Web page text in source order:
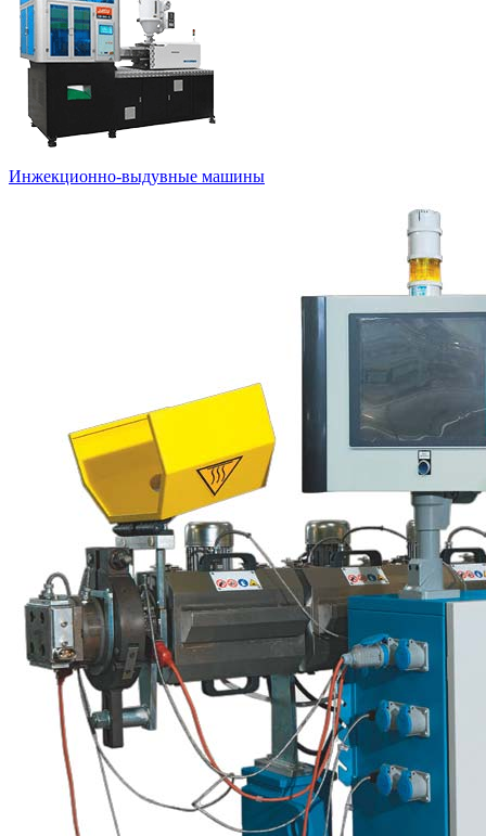
Инжекционно-выдувные машины